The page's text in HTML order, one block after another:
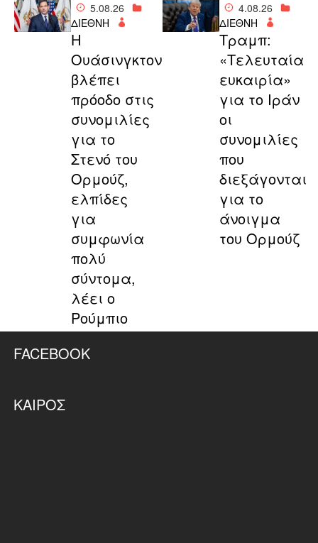
5.08.26
ΔΙΕΘΝΗ
Η
Ουάσινγκτον
βλέπει
πρόοδο στις
συνομιλίες
για το
Στενό του
Ορμούζ,
ελπίδες
για
συμφωνία
πολύ
σύντομα,
λέει ο
Ρούμπιο
4.08.26
ΔΙΕΘΝΗ
Τραμπ:
«Τελευταία
ευκαιρία»
για το Ιράν
οι
συνομιλίες
που
διεξάγονται
για το
άνοιγμα
του Ορμούζ
FACEBOOK
ΚΑΙΡΌΣ